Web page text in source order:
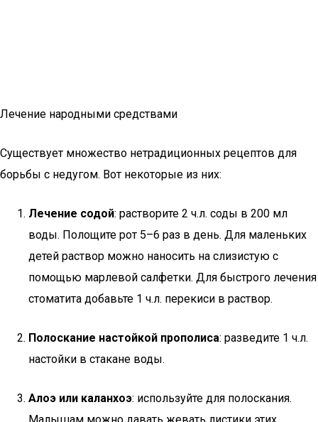
Лечение народными средствами
Существует множество нетрадиционных рецептов для
борьбы с недугом. Вот некоторые из них:
Лечение содой: растворите 2 ч.л. соды в 200 мл
воды. Полощите рот 5–6 раз в день. Для маленьких
детей раствор можно наносить на слизистую с
помощью марлевой салфетки. Для быстрого лечения
стоматита добавьте 1 ч.л. перекиси в раствор.
Полоскание настойкой прополиса: разведите 1 ч.л.
настойки в стакане воды.
Алоэ или каланхоэ: используйте для полоскания.